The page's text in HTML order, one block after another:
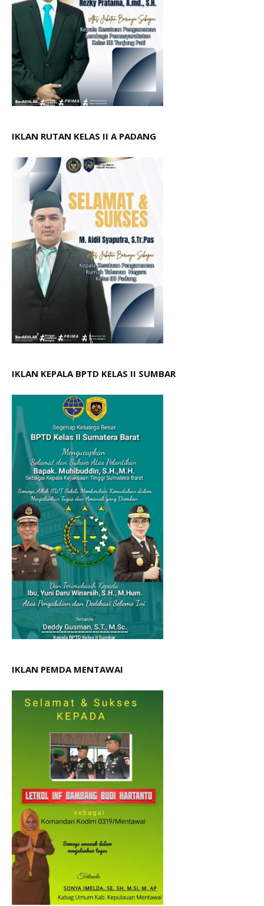
IKLAN RUTAN KELAS II A PADANG
IKLAN KEPALA BPTD KELAS II SUMBAR
IKLAN PEMDA MENTAWAI